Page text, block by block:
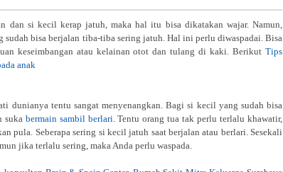
dan si kecil kerap jatuh, maka hal itu bisa dikatakan wajar. Namun,
sudah bisa berjalan tiba-tiba sering jatuh. Hal ini perlu diwaspadai. Bisa
keseimbangan atau kelainan otot dan tulang di kaki. Berikut Tips
anak
dunianya tentu sangat menyenangkan. Bagi si kecil yang sudah bisa
suka bermain sambil berlari. Tentu orang tua tak perlu terlalu khawatir,
pula. Seberapa sering si kecil jatuh saat berjalan atau berlari. Sesekali
jika terlalu sering, maka Anda perlu waspada.